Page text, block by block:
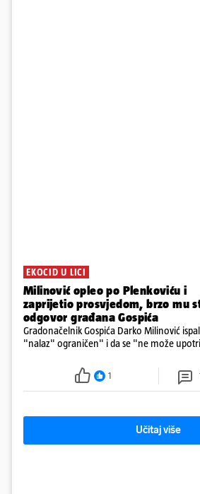
EKOCID U LICI
Milinović opleo po Plenkoviću i
zaprijetio prosvjedom, brzo mu
odgovor građana Gospića
Gradonačelnik Gospića Darko Milinović
"nalaz" ograničen" i da se "ne može
ga je naručio Uskok i da je dio spisa
1
Učitaj više